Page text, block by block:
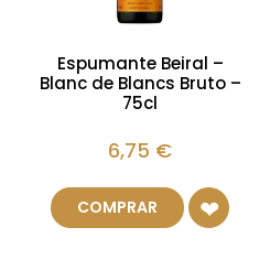
Espumante Beiral –
Blanc de Blancs Bruto –
75cl
6,75 €
COMPRAR